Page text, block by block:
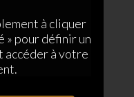
à cliquer
» pour définir un
accéder à votre